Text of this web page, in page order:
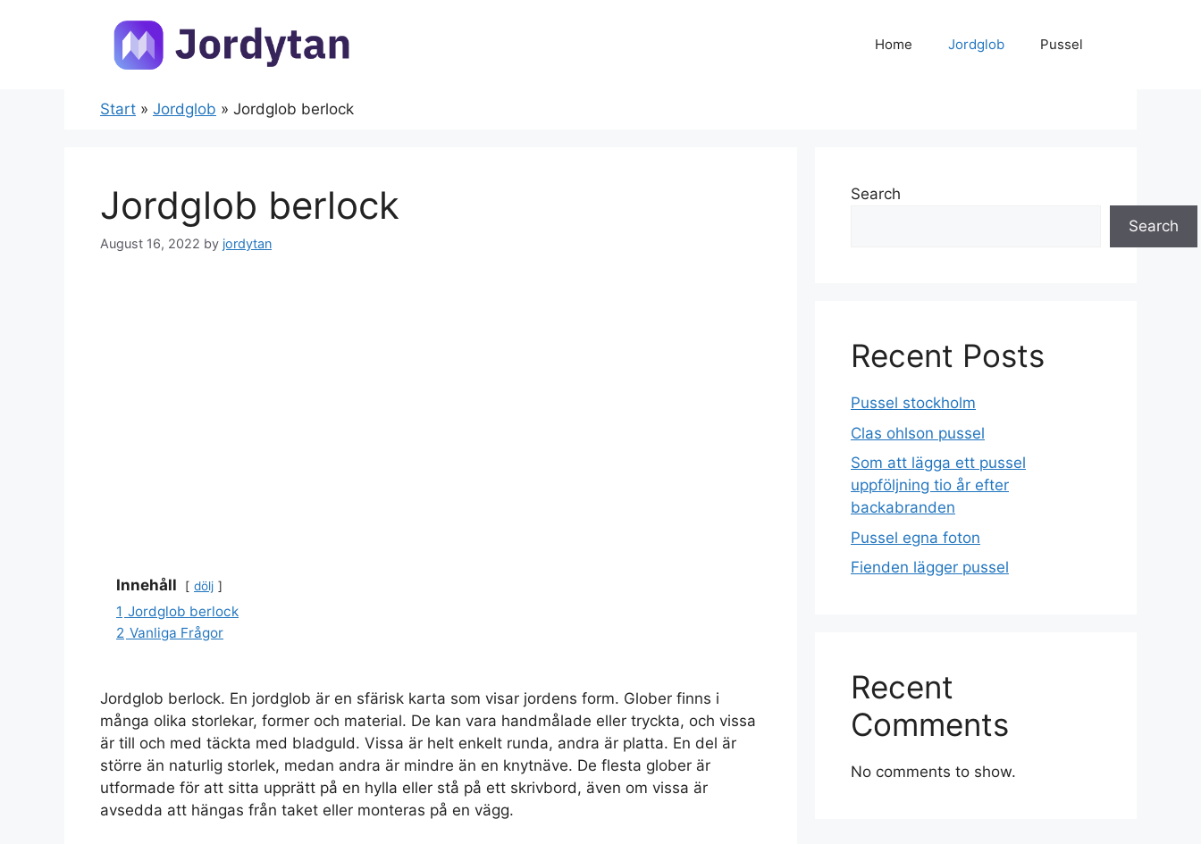
Home Jordglob Pussel
Start » Jordglob » Jordglob berlock
Jordglob berlock
August 16, 2022 by jordytan
Innehåll dölj
1 Jordglob berlock
2 Vanliga Frågor
Jordglob berlock. En jordglob är en sfärisk karta som visar jordens form. Glober finns i
många olika storlekar, former och material. De kan vara handmålade eller tryckta, och vissa
är till och med täckta med bladguld. Vissa är helt enkelt runda, andra är platta. En del är
större än naturlig storlek, medan andra är mindre än en knytnäve. De flesta glober är
utformade för att sitta upprätt på en hylla eller stå på ett skrivbord, även om vissa är
avsedda att hängas från taket eller monteras på en vägg.
Search
Search
Recent Posts
Pussel stockholm
Clas ohlson pussel
Som att lägga ett pussel
uppföljning tio år efter
backabranden
Pussel egna foton
Fienden lägger pussel
Recent
Comments
No comments to show.